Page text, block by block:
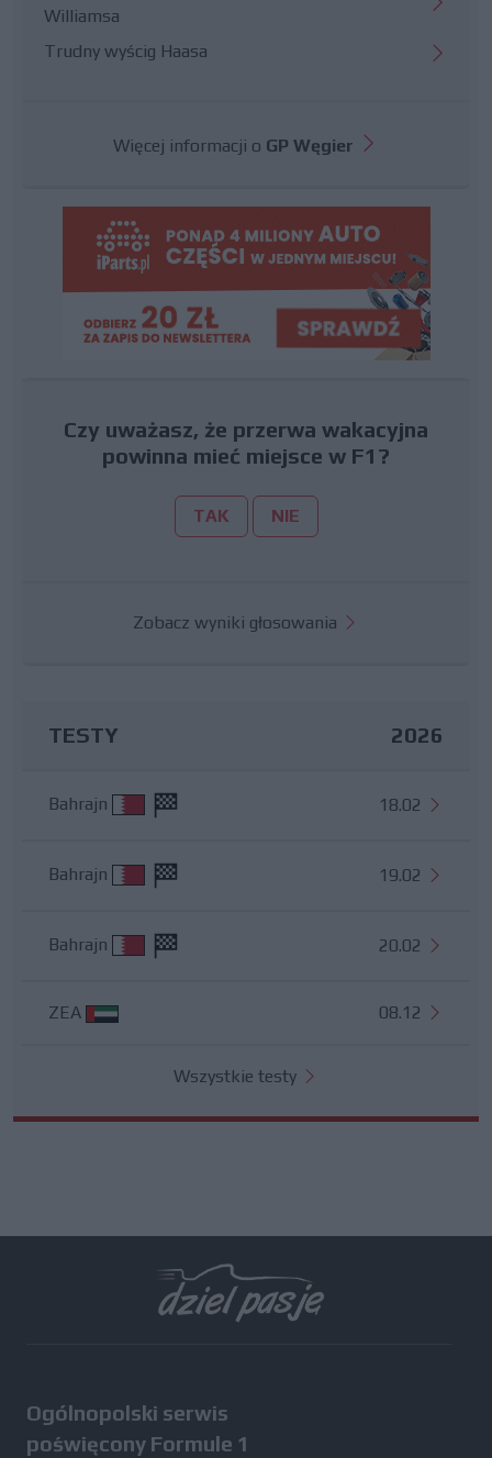
Williamsa
Trudny wyścig Haasa
Więcej informacji o GP Węgier
Czy uważasz, że przerwa wakacyjna
powinna mieć miejsce w F1?
TAK NIE
Zobacz wyniki głosowania
TESTY 2026
Bahrajn 18.02
Bahrajn 19.02
Bahrajn 20.02
ZEA 08.12
Wszystkie testy
Ogólnopolski serwis
poświęcony Formule 1